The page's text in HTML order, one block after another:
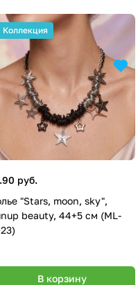
Коллекция
руб.
"Stars, moon, sky",
beauty, 44+5 см (ML-
В корзину